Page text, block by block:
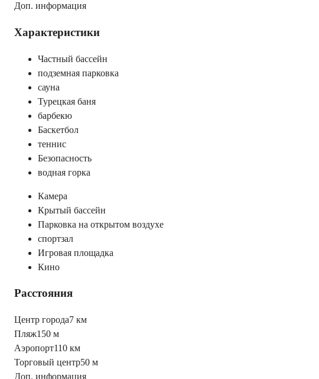
Доп. информация
Характеристики
Частный бассейн
подземная парковка
сауна
Турецкая баня
барбекю
Баскетбол
теннис
Безопасность
водная горка
Камера
Крытый бассейн
Парковка на открытом воздухе
спортзал
Игровая площадка
Кино
Расстояния
Центр города7 км
Пляж150 м
Аэропорт110 км
Торговый центр50 м
Доп. информация